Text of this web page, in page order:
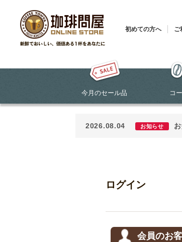
初めての方へ ご
今月のセール品 コ
2026.08.04 お知らせ
ログイン
会員のお